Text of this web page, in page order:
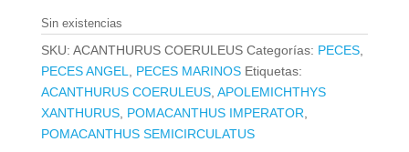
Sin existencias
SKU: ACANTHURUS COERULEUS Categorías: PECES,
PECES ANGEL
PECES MARINOS Etiquetas:
ACANTHURUS COERULEUS, APOLEMICHTHYS
XANTHURUS, POMACANTHUS IMPERATOR
POMACANTHUS SEMICIRCULATUS